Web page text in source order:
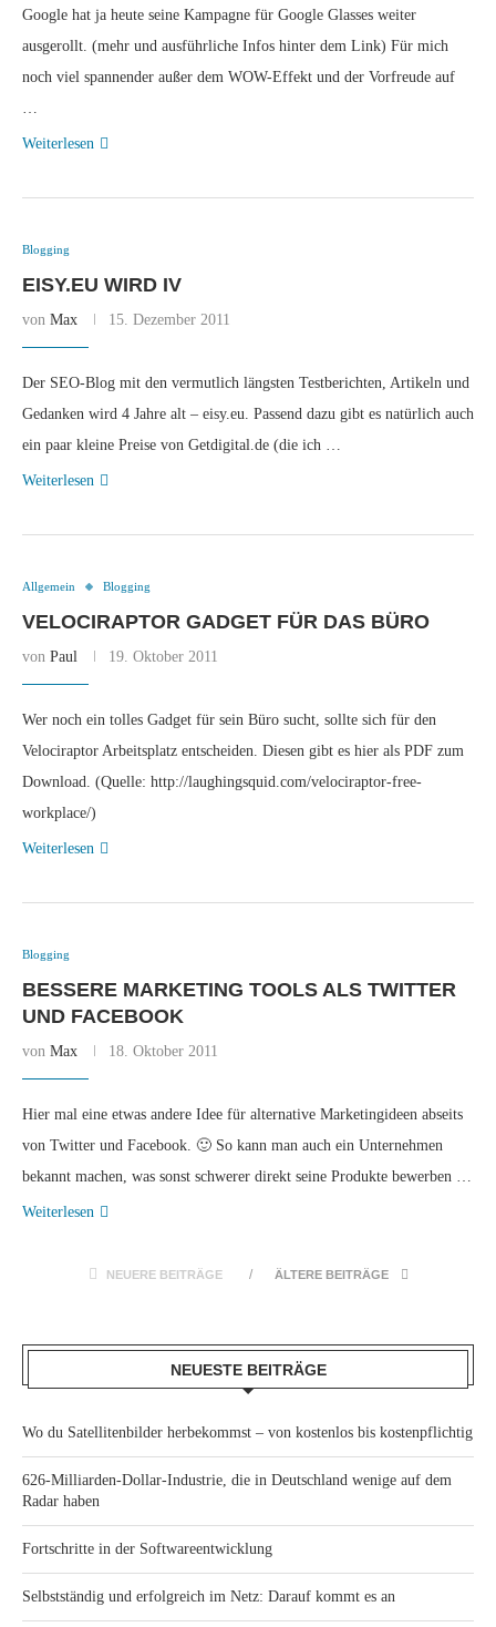
Google hat ja heute seine Kampagne für Google Glasses weiter
ausgerollt. (mehr und ausführliche Infos hinter dem Link) Für mich
noch viel spannender außer dem WOW-Effekt und der Vorfreude auf
…
Weiterlesen
Blogging
EISY.EU WIRD IV
von Max 15. Dezember 2011
Der SEO-Blog mit den vermutlich längsten Testberichten, Artikeln und
Gedanken wird 4 Jahre alt – eisy.eu. Passend dazu gibt es natürlich auch
ein paar kleine Preise von Getdigital.de (die ich …
Weiterlesen
Allgemein Blogging
VELOCIRAPTOR GADGET FÜR DAS BÜRO
von Paul 19. Oktober 2011
Wer noch ein tolles Gadget für sein Büro sucht, sollte sich für den
Velociraptor Arbeitsplatz entscheiden. Diesen gibt es hier als PDF zum
Download. (Quelle: http://laughingsquid.com/velociraptor-free-
workplace/)
Weiterlesen
Blogging
BESSERE MARKETING TOOLS ALS TWITTER
UND FACEBOOK
von Max 18. Oktober 2011
Hier mal eine etwas andere Idee für alternative Marketingideen abseits
von Twitter und Facebook. 🙂 So kann man auch ein Unternehmen
bekannt machen, was sonst schwerer direkt seine Produkte bewerben …
Weiterlesen
NEUERE BEITRÄGE ÄLTERE BEITRÄGE
NEUESTE BEITRÄGE
Wo du Satellitenbilder herbekommst – von kostenlos bis kostenpflichtig
626-Milliarden-Dollar-Industrie, die in Deutschland wenige auf dem
Radar haben
Fortschritte in der Softwareentwicklung
Selbstständig und erfolgreich im Netz: Darauf kommt es an